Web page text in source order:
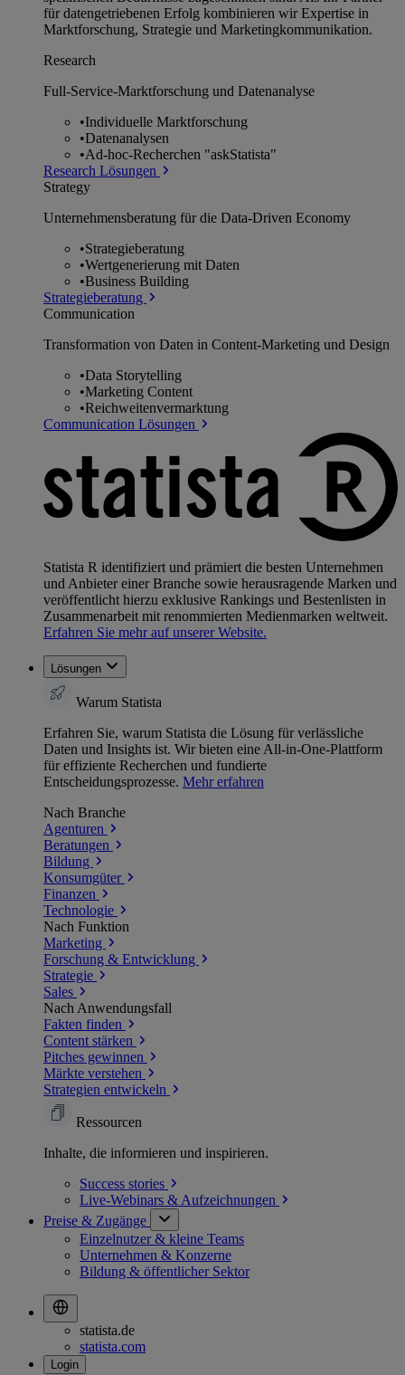
für datengetriebenen Erfolg kombinieren wir Expertise in
Marktforschung, Strategie und Marketingkommunikation.
Research
Full-Service-Marktforschung und Datenanalyse
•Individuelle Marktforschung
•Datenanalysen
•Ad-hoc-Recherchen "askStatista"
Research Lösungen
Strategy
Unternehmens­beratung für die Data-Driven Economy
•Strategieberatung
•Wertgenerierung mit Daten
•Business Building
Strategieberatung
Communication
Transformation von Daten in Content-Marketing und Design
•Data Storytelling
•Marketing Content
•Reichweitenvermarktung
Communication Lösungen
Statista R identifiziert und prämiert die besten Unternehmen
und Anbieter einer Branche sowie herausragende Marken und
veröffentlicht hierzu exklusive Rankings und Bestenlisten in
Zusammenarbeit mit renommierten Medienmarken weltweit.
Erfahren Sie mehr auf unserer Website.
Lösungen
Warum Statista
Erfahren Sie, warum Statista die Lösung für verlässliche
Daten und Insights ist. Wir bieten eine All-in-One-Plattform
für effiziente Recherchen und fundierte
Entscheidungsprozesse. Mehr erfahren
Nach Branche
Agenturen
Beratungen
Bildung
Konsumgüter
Finanzen
Technologie
Nach Funktion
Marketing
Forschung & Entwicklung
Strategie
Sales
Nach Anwendungsfall
Fakten finden
Content stärken
Pitches gewinnen
Märkte verstehen
Strategien entwickeln
Ressourcen
Inhalte, die informieren und inspirieren.
Success stories
Live-Webinars & Aufzeichnungen
Preise & Zugänge
Einzelnutzer & kleine Teams
Unternehmen & Konzerne
Bildung & öffentlicher Sektor
statista.de
statista.com